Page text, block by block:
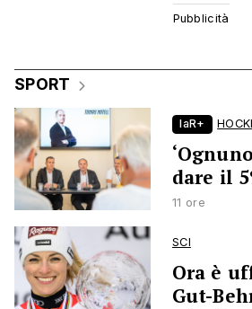
SPORT
laR+
dare il
11 ore
SCI
Ora è
Gut-